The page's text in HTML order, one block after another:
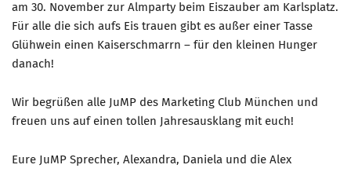
am 30. November zur Almparty beim Eiszauber am Karlsplatz.
Für alle die sich aufs Eis trauen gibt es außer einer Tasse
Glühwein einen Kaiserschmarrn – für den kleinen Hunger
danach!
Wir begrüßen alle JuMP des Marketing Club München und
freuen uns auf einen tollen Jahresausklang mit euch!
Eure JuMP Sprecher, Alexandra, Daniela und die Alex